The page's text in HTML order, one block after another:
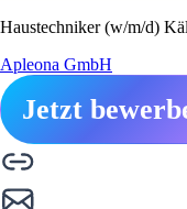
Haustechniker (w/m/d)
Apleona GmbH
Jetzt